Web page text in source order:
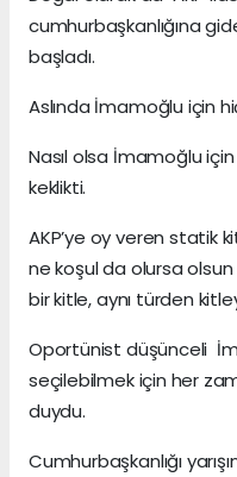
cumhurbaşkanlığına
başladı.
Aslında İmamoğlu için
Nasıl olsa İmamoğlu
keklikti.
AKP’ye oy veren statik
ne koşul da olursa
bir kitle, aynı türden
Oportünist düşünceli
seçilebilmek için her
duydu.
Cumhurbaşkanlığı